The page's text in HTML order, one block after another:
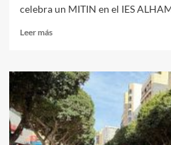
celebra un MITIN en el IES
Leer másLeer
Izquierda
Por
Almería
celebra
un
MITIN